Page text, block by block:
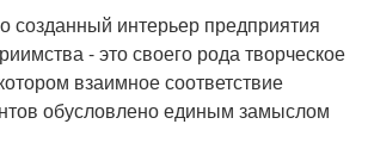
созданный интерьер предприятия
- это своего рода творческое
взаимное соответствие
обусловлено единым замыслом